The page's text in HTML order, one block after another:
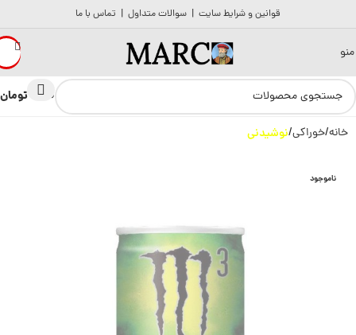
قوانین و شرایط سایت | سوالات متداول | تماس با ما
منو
0 تومان
خانه خوراکی نوشیدنی
ناموجود